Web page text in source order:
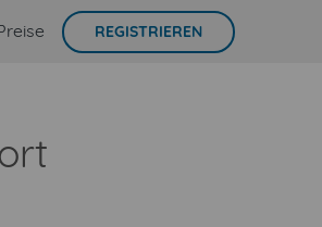
REGISTRIEREN